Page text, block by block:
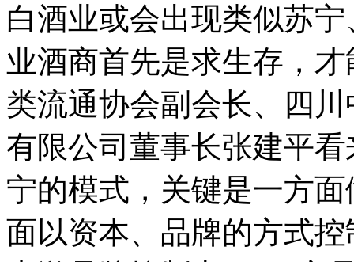
白酒业或会出现类似苏
业酒商首先是求生存，
类流通协会副会长、四
有限公司董事长张建平
宁的模式，关键是一方
面以资本、品牌的方式